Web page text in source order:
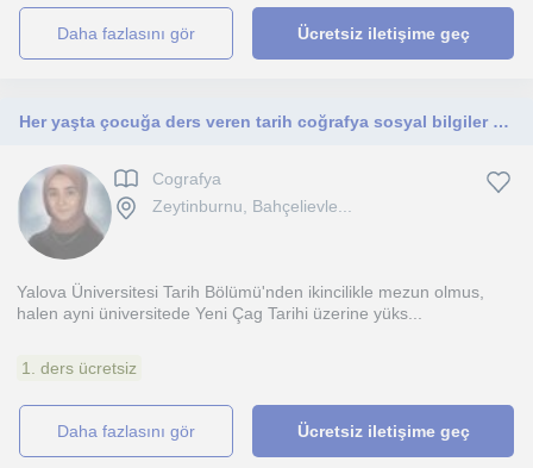
daha fazlasını gör Ücretsiz iletişime geç
Her yaşta çocuğa ders veren tarih coğrafya sosyal bilgiler öğretmeni
Cografya
Zeytinburnu, Bahçelievle...
Yalova Üniversitesi Tarih Bölümü'nden ikincilikle mezun olmus,
halen ayni üniversitede Yeni Çag Tarihi üzerine yüks...
1. ders ücretsiz
daha fazlasını gör Ücretsiz iletişime geç